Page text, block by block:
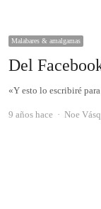
Malabares & amalgamas
Del
«Y esto lo escribiré
9 años hace Autor
Noe